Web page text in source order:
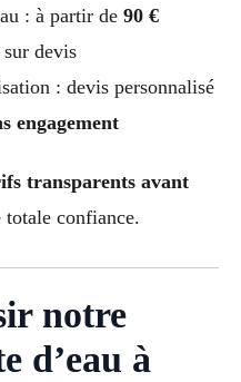
: à partir de 90 €
devis
: devis personnalisé
engagement
transparents avant
totale confiance.
notre
d’eau à